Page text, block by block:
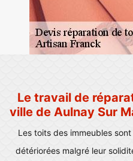
Le travail de
ville de Aulnay Sur
Les toits des immeubles
détériorées malgré leur